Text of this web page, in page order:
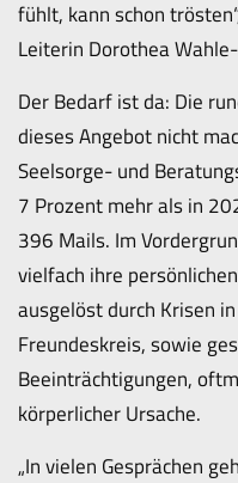
fühlt, kann schon
Leiterin Dorothea
Der Bedarf ist da: Die
dieses Angebot nicht
Seelsorge- und
7 Prozent mehr als in
396 Mails. Im
vielfach ihre
ausgelöst durch Krisen
Freundeskreis, sowie
Beeinträchtigungen,
körperlicher Ursache.
„In vielen Gesprächen